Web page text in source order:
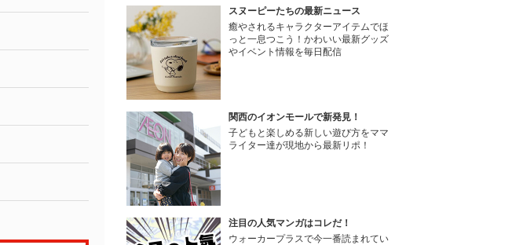
スヌーピーたちの最新ニュース
癒やされるキャラクターアイテムでほ
っと一息つこう！かわいい最新グッズ
やイベント情報を毎日配信
関西のイオンモールで新発見！
子どもと楽しめる新しい遊び方をママ
ライター達が現地から最新リポ！
注目の人気マンガはコレだ！
ウォーカープラスで今一番読まれてい